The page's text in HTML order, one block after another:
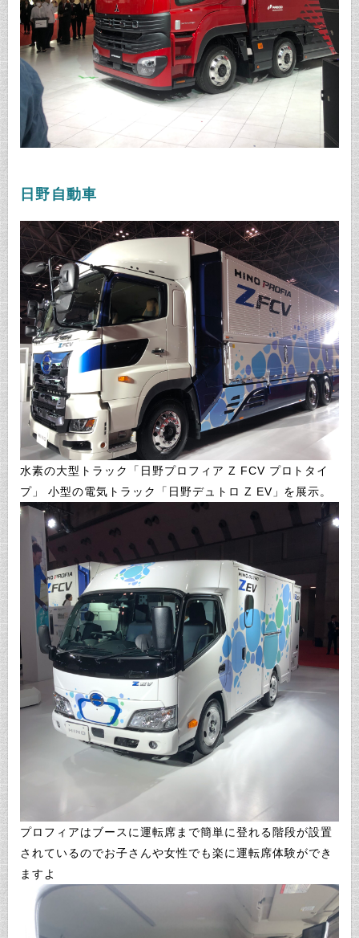
日野自動車
水素の大型トラック「日野プロフィア Z FCV プロトタイ
プ」 小型の電気トラック「日野デュトロ Z EV」を展示。
プロフィアはブースに運転席まで簡単に登れる階段が設置
されているのでお子さんや女性でも楽に運転席体験ができ
ますよ